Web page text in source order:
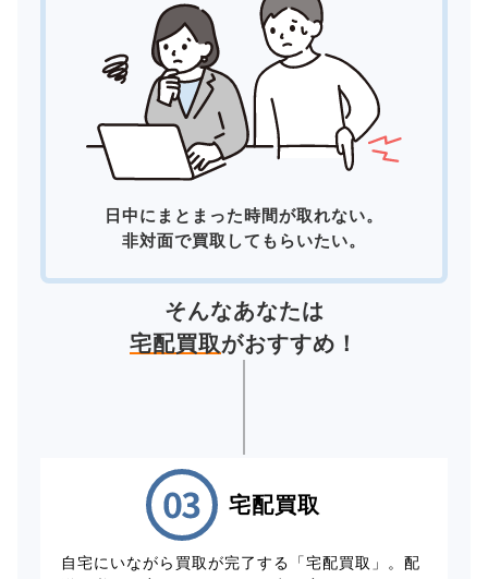
日中にまとまった時間が取れない。
非対面で買取してもらいたい。
そんなあなたは
宅配買取がおすすめ！
宅配買取
自宅にいながら買取が完了する「宅配買取」。配